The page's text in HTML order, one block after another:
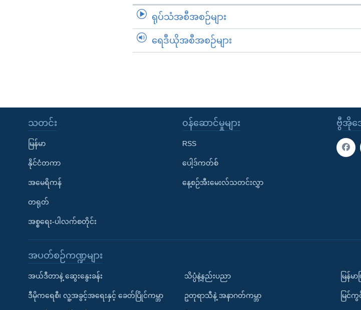
ရုပ်သံအစီအစဉ်များ
ရေဒီယိုအစီအစဉ်များ
ဗွီအိုအ
သတင်း
မြန်မာ
နိုင်ငံတကာ
အမေရိကန်
တရုတ်
အစ္စရေး-ပါလက်စတိုင်း
၀န်ဆောင်မှုများ
RSS
ပေါ့ဒ်ကတ်စ်
နေ့စဉ်အီးမေးလ်သတင်းလွှာ
အပတ်စဉ်ကဏ္ဍများ
အယ်ဒီတာနဲ့ ဆွေးနွေးခန်း
ဒီမိုကရေစီ၊ လူ့အခွင့်အရေးနှင့် ခေတ်ပြိုင်ကမ္ဘာ
သိပ္ပံနဲ့နည်းပညာ
ဥတုရာသီနဲ့ အနာဂတ်ကမ္ဘာ
မြန်မ
မြင်